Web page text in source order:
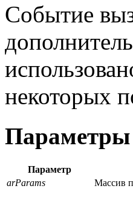
Событие
некоторых
Параметры
Параметр
arParams
Массив